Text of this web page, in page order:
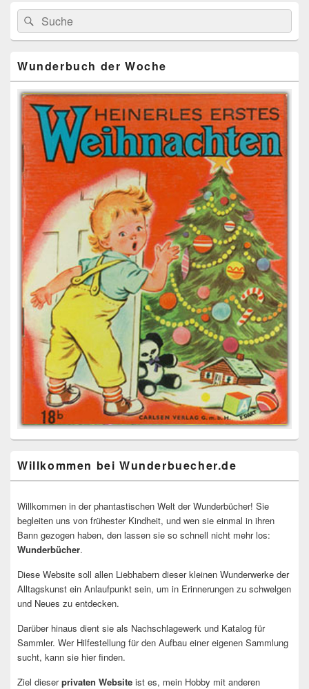
Primärer
Seitenleisten
Widget-
Bereich
Search
for:
Suche
Wunderbuch der Woche
Willkommen bei Wunderbuecher.de
Willkommen in der phantastischen Welt der Wunderbücher! Sie
begleiten uns von frühester Kindheit, und wen sie einmal in ihren
Bann gezogen haben, den lassen sie so schnell nicht mehr los:
Wunderbücher.
Diese Website soll allen Liebhabern dieser kleinen Wunderwerke der
Alltagskunst ein Anlaufpunkt sein, um in Erinnerungen zu schwelgen
und Neues zu entdecken.
Darüber hinaus dient sie als Nachschlagewerk und Katalog für
Sammler. Wer Hilfestellung für den Aufbau einer eigenen Sammlung
sucht, kann sie hier finden.
Ziel dieserprivaten Website ist es, mein Hobby mit anderen